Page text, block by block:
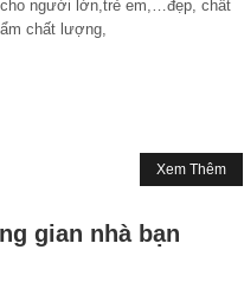
cho người lớn,trẻ em,…đẹp, chất
chất lượng,
Xem Thêm
gian nhà bạn